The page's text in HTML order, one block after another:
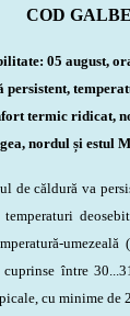
COD
05 august,
persistent,
termic ridicat,
nordul și estul
de căldură va
între
cu minime de